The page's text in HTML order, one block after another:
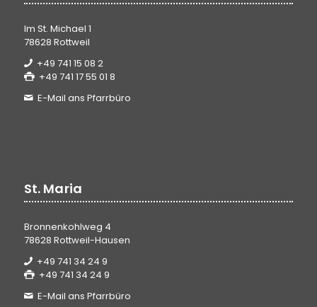
Im St. Michael 1
78628 Rottweil
+49 741 15 08 2
+49 741 17 55 01 8
E-Mail ans Pfarrbüro
St. Maria
Bronnenkohlweg 4
78628 Rottweil-Hausen
+49 741 34 24 9
+49 741 34 24 9
E-Mail ans Pfarrbüro